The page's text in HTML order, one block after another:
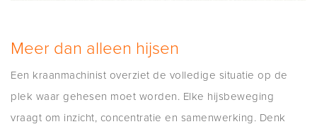
Meer dan alleen hijsen
Een kraanmachinist overziet de volledige situatie op de
plek waar gehesen moet worden. Elke hijsbeweging
vraagt om inzicht, concentratie en samenwerking. Denk